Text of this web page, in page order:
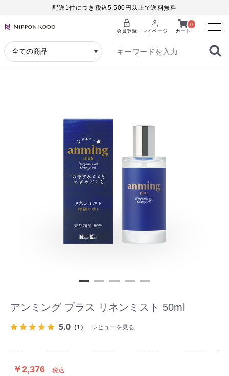
配送1件につき税込5,500円以上で送料無料
0
カート
会員登録 マイページ
Menu
アンミング プラス リネンミスト 50ml
5.0 （1） レビューを見る
￥2,376 税込